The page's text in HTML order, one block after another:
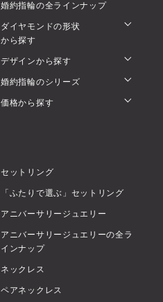
婚約指輪の全ラインナップ
ダイヤモンドの形状
から探す
デザインから探す
婚約指輪のシリーズ
価格から探す
セットリング
「ふたりで選ぶ」セットリング
アニバーサリージュエリー
アニバーサリージュエリーの全ラ
インナップ
ネックレス
ペアネックレス